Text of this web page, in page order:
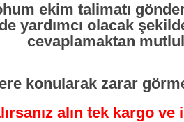
ekim talimatı
yardımcı olacak
cevaplamaktan
konularak zarar
alın tek kargo